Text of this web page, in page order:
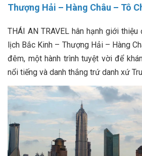
Thượng Hải – Hàng Châu – Tô
THÁI AN TRAVEL hân hạnh giới
lịch Bắc Kinh – Thượng Hải – Hàng
đêm, một hành trình tuyệt vời để
nổi tiếng và danh thắng trứ danh xứ